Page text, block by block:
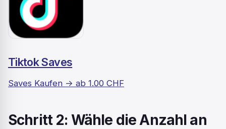
Tiktok Saves
Saves Kaufen -> ab 1.00 CHF
Schritt 2: Wähle die Anzahl an